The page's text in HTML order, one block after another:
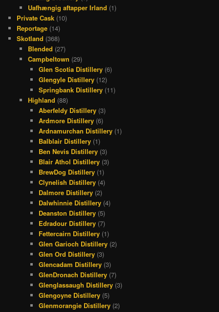
Uafhængig aftapper Irland (1)
Private Cask (10)
Reportage (14)
Skotland (368)
Blended (27)
Campbeltown (29)
Glen Scotia Distillery (6)
Glengyle Distillery (12)
Springbank Distillery (11)
Highland (88)
Aberfeldy Distillery (3)
Ardmore Distillery (6)
Ardnamurchan Distillery (1)
Balblair Distillery (1)
Ben Nevis Distillery (3)
Blair Athol Distillery (3)
BrewDog Distillery (1)
Clynelish Distillery (4)
Dalmore Distillery (2)
Dalwhinnie Distillery (4)
Deanston Distillery (5)
Edradour Distillery (7)
Fettercairn Distillery (1)
Glen Garioch Distillery (2)
Glen Ord Distillery (3)
Glencadam Distillery (3)
GlenDronach Distillery (7)
Glenglassaugh Distillery (3)
Glengoyne Distillery (5)
Glenmorangie Distillery (2)